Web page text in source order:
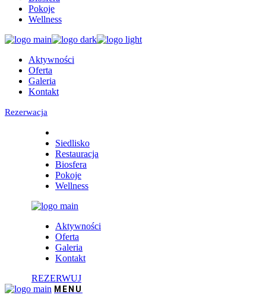
Pokoje
Wellness
Aktywności
Oferta
Galeria
Kontakt
Rezerwacja
Siedlisko
Restauracja
Biosfera
Pokoje
Wellness
Aktywności
Oferta
Galeria
Kontakt
REZERWUJ